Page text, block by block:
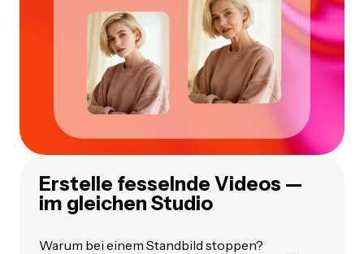
Erstelle fesselnde Videos —
im gleichen Studio
Warum bei einem Standbild stoppen?